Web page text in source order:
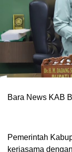
Bara News KAB
Pemerintah
kerjasama